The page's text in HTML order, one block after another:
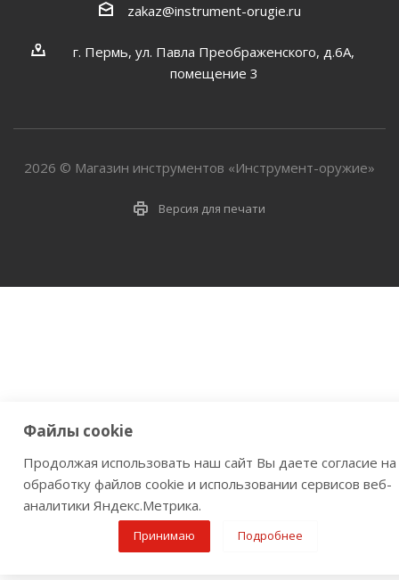
zakaz@instrument-orugie.ru
г. Пермь, ул. Павла Преображенского, д.6А,
помещение 3
2026 © Магазин инструментов «Инструмент-оружие»
Версия для печати
Файлы cookie
Продолжая использовать наш сайт Вы даете согласие на
обработку файлов cookie и использовании сервисов веб-
аналитики Яндекс.Метрика.
Принимаю Подробнее